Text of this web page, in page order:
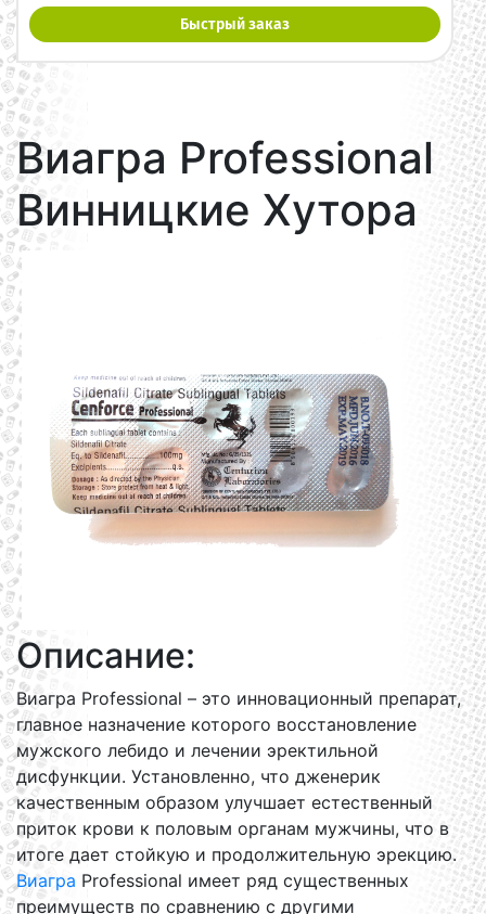
Быстрый заказ
Виагра Professional
Винницкие Хутора
Описание:
Виагра Professional – это инновационный препарат,
главное назначение которого восстановление
мужского лебидо и лечении эректильной
дисфункции. Установленно, что дженерик
качественным образом улучшает естественный
приток крови к половым органам мужчины, что в
итоге дает стойкую и продолжительную эрекцию.
Виагра Professional имеет ряд существенных
преимуществ по сравнению с другими